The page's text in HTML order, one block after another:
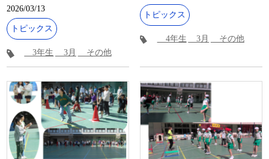
2026/03/13
トピックス
3年生 3月 その他
トピックス
4年生 3月 その他